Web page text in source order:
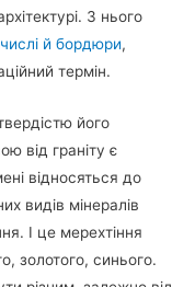
З нього
й бордюри,
термін.
його
від граніту є
відносяться до
видів мінералів
І це мерехтіння
золотого, синього.